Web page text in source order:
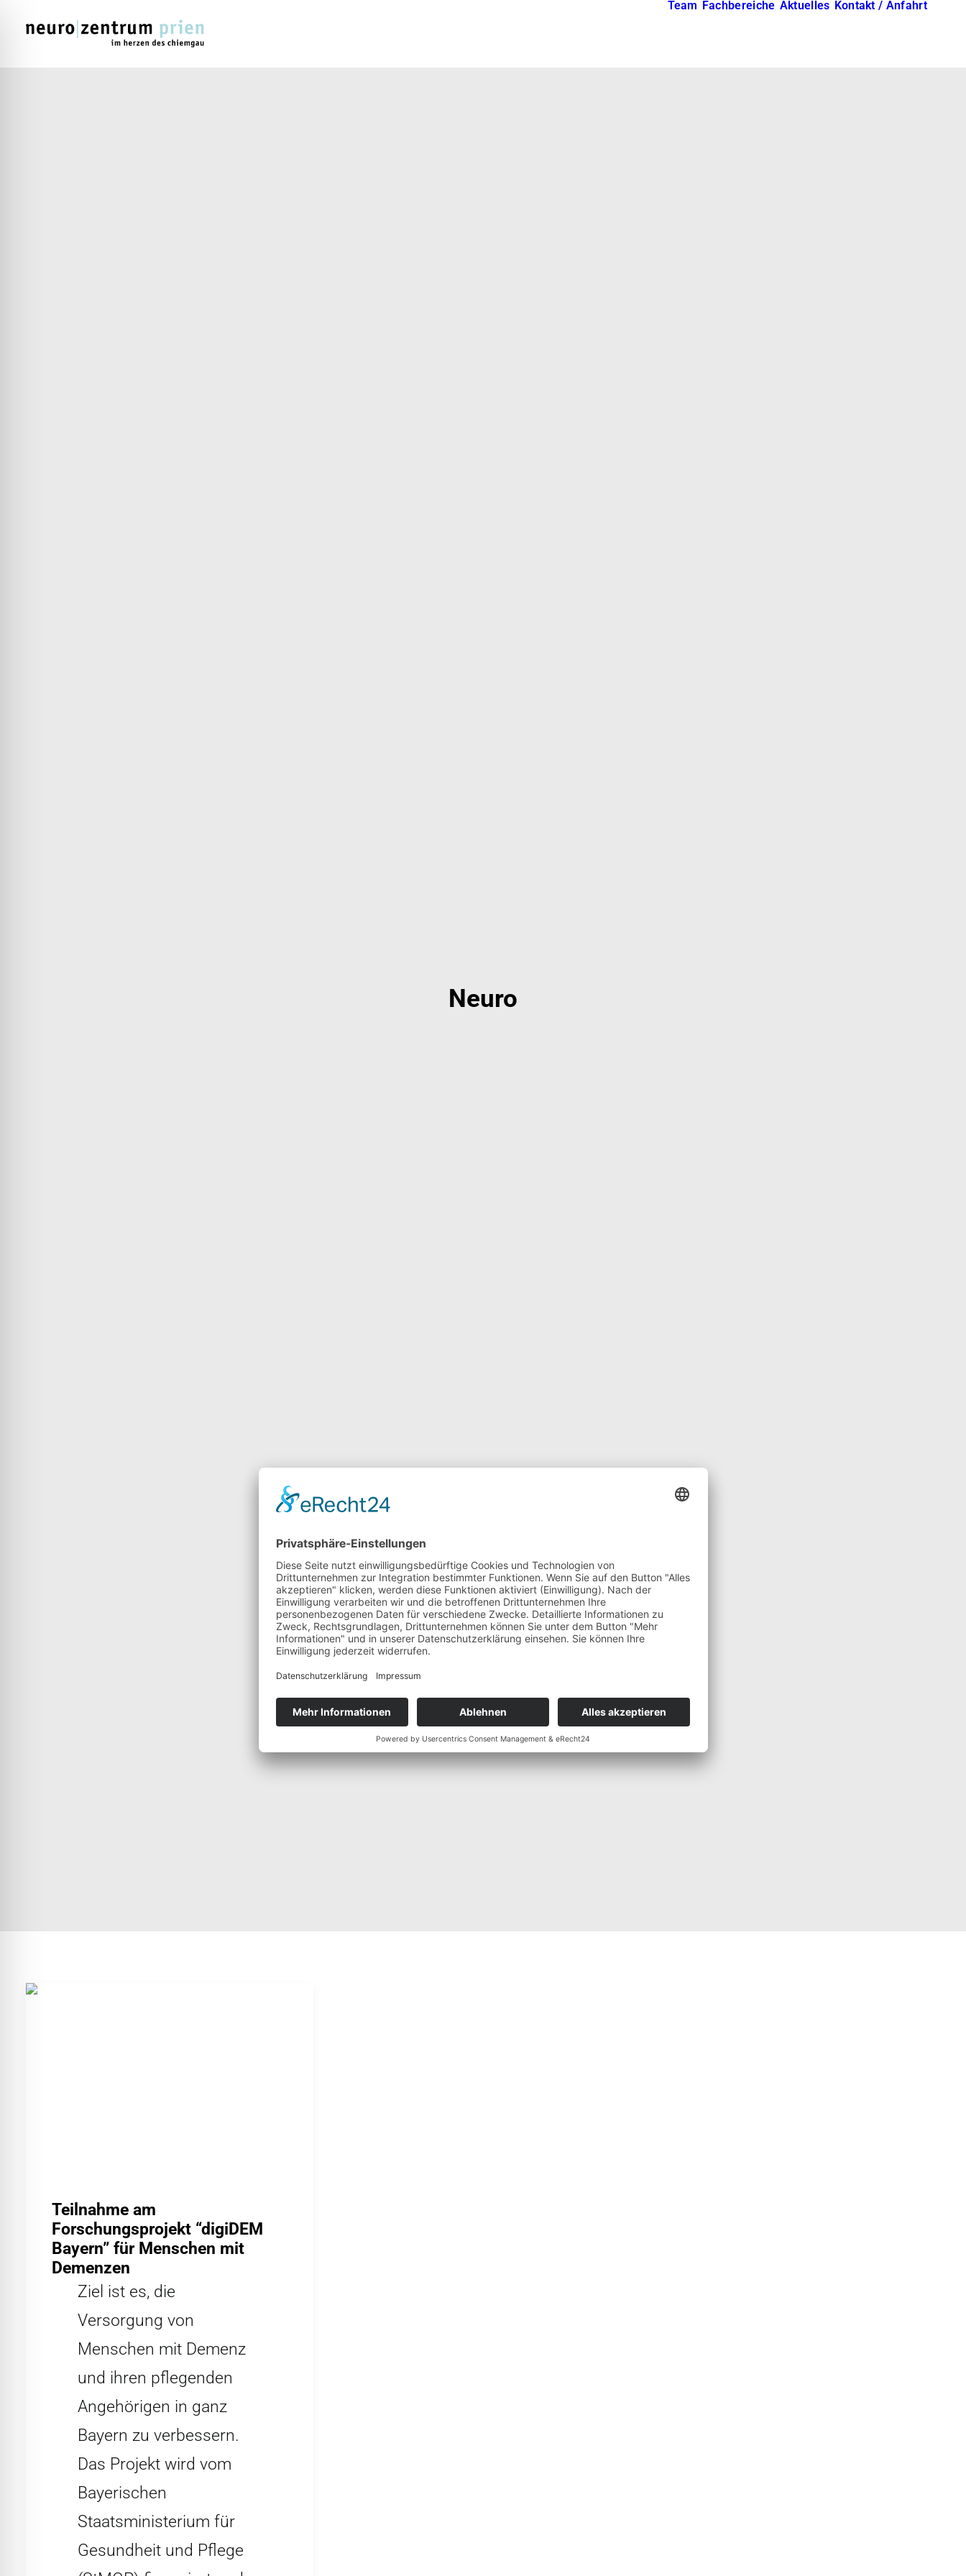
Team Fachbereiche Aktuelles Kontakt / Anfahrt
Neuro
Teilnahme am
Forschungsprojekt “digiDEM
Bayern” für Menschen mit
Demenzen
Ziel ist es, die
Versorgung von
Menschen mit Demenz
und ihren pflegenden
Angehörigen in ganz
Bayern zu verbessern.
Das Projekt wird vom
Bayerischen
Staatsministerium für
Gesundheit und Pflege